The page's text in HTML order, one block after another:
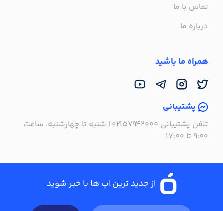
تماس با ما
درباره ما
همراه ما باشید
پشتیبانی
تلفن پشتیبانی ۰۲۱۵۷۹۴۲۰۰۰ | شنبه تا چهارشنبه، ساعت
۹:۰۰ تا ۱۷:۰۰
از جدید ترین اپ ها با خبر شوید